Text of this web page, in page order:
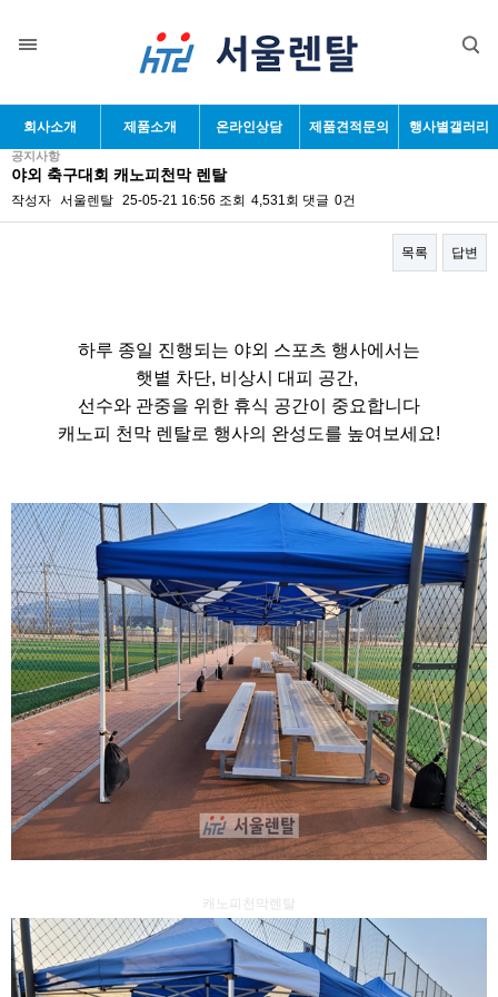
회사소개 제품소개 온라인상담 제품견적문의 행사별갤러리
공지사항
야외 축구대회 캐노피천막 렌탈
작성자 서울렌탈 25-05-21 16:56 조회 4,531회 댓글 0건
목록 답변
하루 종일 진행되는 야외 스포츠 행사에서는
햇볕 차단, 비상시 대피 공간,
선수와 관중을 위한 휴식 공간이 중요합니다
캐노피 천막 렌탈로 행사의 완성도를 높여보세요!
캐노피천막렌탈